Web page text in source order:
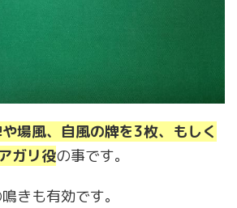
場風、自風の牌を3枚、もしく
ガリ役の事です。
きも有効です。